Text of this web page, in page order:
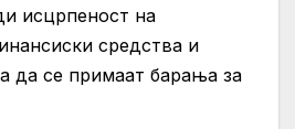
исцрпеност на
средства и
да се примаат барања за